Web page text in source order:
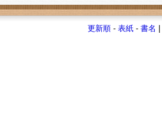
更新順 -表紙 -書名